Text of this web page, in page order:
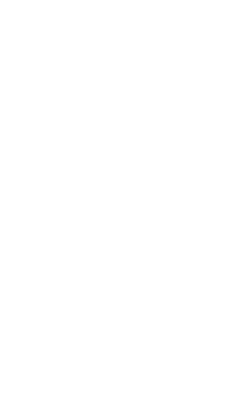
IT come la